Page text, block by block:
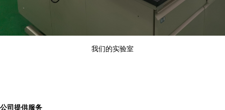
我们的实验室
公司提供服务